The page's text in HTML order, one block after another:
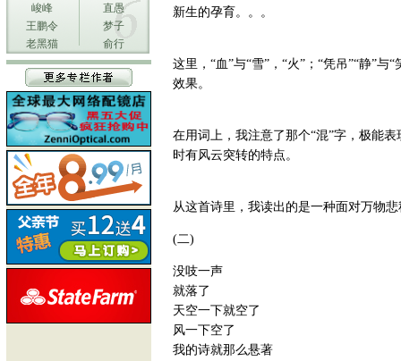
峻峰
直愚
王鹏令
梦子
老黑猫
俞行
新生的孕育。。。
这里，“血”与“雪”，“火”；“凭吊”“静”与
效果。
在用词上，我注意了那个“混”字，极能
时有风云突转的特点。
从这首诗里，我读出的是一种面对万物
(二)
没吱一声
就落了
天空一下就空了
风一下空了
我的诗就那么悬著